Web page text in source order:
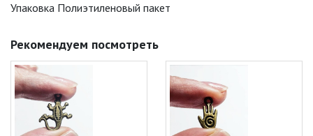
Упаковка Полиэтиленовый пакет
Рекомендуем посмотреть